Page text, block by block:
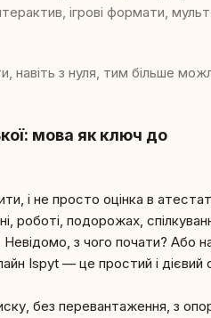
ігрові формати,
навіть з нуля, тим більше
мова як ключ до
і не просто оцінка в
роботі, подорожах,
з чого почати? Або
Ispyt — це простий і дієвий
без перевантаження, з